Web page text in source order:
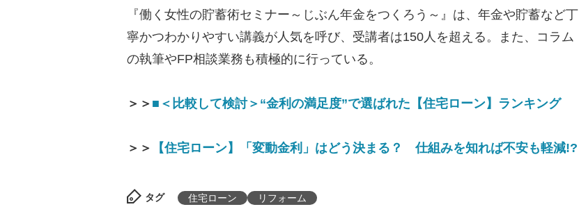
『働く女性の貯蓄術セミナー～じぶん年金をつくろう～』は、年金や貯蓄など丁
寧かつわかりやすい講義が人気を呼び、受講者は150人を超える。また、コラム
の執筆やFP相談業務も積極的に行っている。
＞＞ ■＜比較して検討＞“金利の満足度”で選ばれた【住宅ローン】ランキング
＞＞ 【住宅ローン】「変動金利」はどう決まる？ 仕組みを知れば不安も軽減!?
タグ 住宅ローン リフォーム